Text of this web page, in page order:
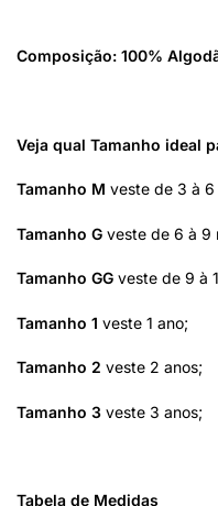
Composição: 100%
Veja qual Tamanho ideal
Tamanho M veste de 3 à 6
Tamanho G veste de 6 à 9
Tamanho GG veste de 9 à
Tamanho 1 veste 1 ano;
Tamanho 2 veste 2 anos;
Tamanho 3 veste 3 anos;
Tabela de Medidas